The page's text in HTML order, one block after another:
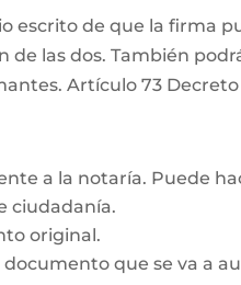
escrito de que la firma
de las dos. También
Artículo 73 Decreto
a la notaría. Puede
ciudadanía.
original.
documento que se va a